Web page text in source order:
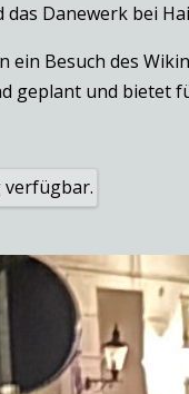
Danewerk bei
ein Besuch des
geplant und bietet